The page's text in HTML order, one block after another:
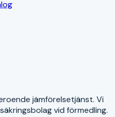
jämförelsetjänst. Vi
vid förmedling.